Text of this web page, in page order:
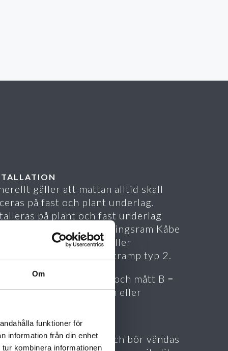
Om
funktioner för
information från din enhet
kombinera informationen
gäller att mattan alltid skall
på fast och plant underlag.
på plant och fast underlag
i golv med ingjutningsram Kåbe
alternativt Kåbe 22R eller
i Kåbe mattramp typ 2.
alltid mått A = bredd och mått B =
vid specifikation eller
har två framsidor och bör vändas